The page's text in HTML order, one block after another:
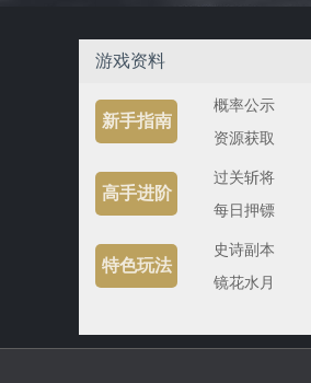
游戏资料
新手指南
概率公示
资源获取
高手进阶
过关斩将
每日押镖
特色玩法
史诗副本
镜花水月